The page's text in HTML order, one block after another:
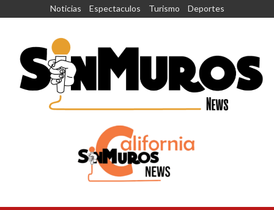
Noticias Espectaculos Turismo Deportes